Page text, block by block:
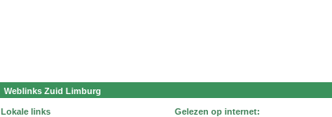
Weblinks Zuid Limburg
Lokale links
Gelezen op internet: